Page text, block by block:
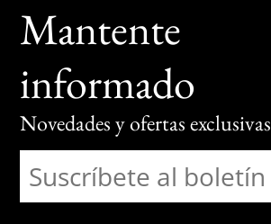
Mantente
informado
Novedades y ofertas exclusivas